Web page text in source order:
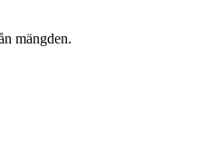
mängden.